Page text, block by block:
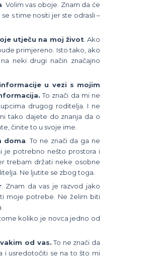
. Volim vas oboje. Znam da će
s time nositi jer ste odrasli –
utječu na moj život . Ako
primjereno. Isto tako, ako
neki drugi način značajno
u vezi s mojim
To znači da mi ne
drugog roditelja. I ne
tako dajete do znanja da o
činite to u svoje ime.
doma . To ne znači da ga ne
je potrebno nešto prostora i
trebam držati neke osobne
Ne ljutite se zbog toga.
. Znam da vas je razvod jako
moje potrebe. Ne želim biti
koliko je novca jedno od
od vas.To ne znači da
i usredotočiti se na to što mi